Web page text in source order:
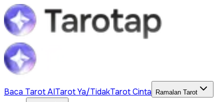
Baca Tarot AITarot Ya/TidakTarot Cinta Ramalan Tarot